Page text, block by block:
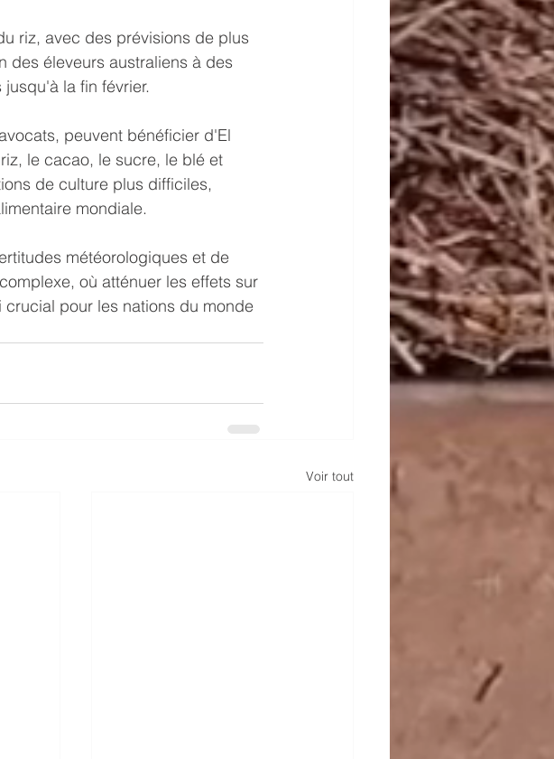
riz, avec des prévisions de plus
des éleveurs australiens à des
la fin février.
peuvent bénéficier d'El
le cacao, le sucre, le blé et
de culture plus difficiles,
mondiale.
météorologiques et de
où atténuer les effets sur
pour les nations du monde
Voir tout